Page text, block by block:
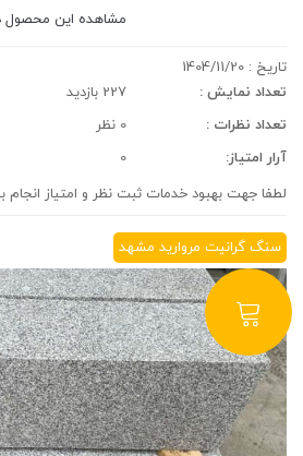
مشاهده این محصول
تاریخ : 1404/11/20
تعداد نمایش :
227 بازدید
تعداد نظرات :
0 نظر
آرار امتیاز:
0
لطفا جهت بهبود خدمات ثبت نظر و امتیاز انجام
سنگ گرانیت مروارید مشهد